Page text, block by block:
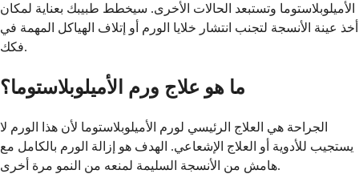
الأميلوبلاستوما وتستبعد الحالات الأخرى. سيخطط طبيبك بعناية لمكان
أخذ عينة الأنسجة لتجنب انتشار خلايا الورم أو إتلاف الهياكل المهمة في
فكك.
ما هو علاج ورم الأميلوبلاستوما؟
الجراحة هي العلاج الرئيسي لورم الأميلوبلاستوما لأن هذا الورم لا
يستجيب للأدوية أو العلاج الإشعاعي. الهدف هو إزالة الورم بالكامل مع
هامش من الأنسجة السليمة لمنعه من النمو مرة أخرى.